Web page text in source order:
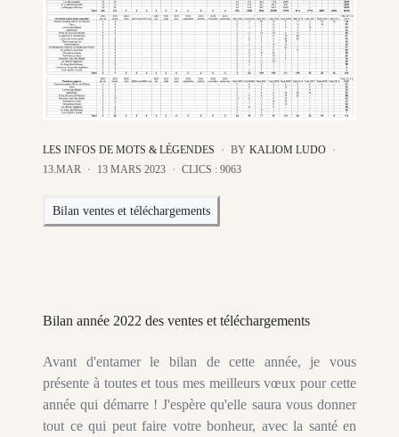
LES INFOS DE MOTS & LÉGENDES BY KALIOM LUDO
13.MAR
13 MARS 2023 CLICS : 9063
Bilan ventes et téléchargements
Bilan année 2022 des ventes et téléchargements
Avant d'entamer le bilan de cette année, je vous
présente à toutes et tous mes meilleurs vœux pour cette
année qui démarre ! J'espère qu'elle saura vous donner
tout ce qui peut faire votre bonheur, avec la santé en